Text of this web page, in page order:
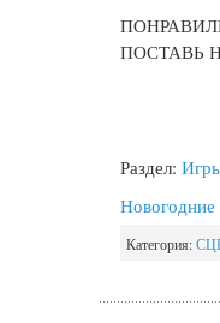
ПОСТАВЬ
Раздел:
Новогодние
Категория: